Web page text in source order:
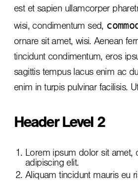
est et sapien ullamcorper
wisi, condimentum sed,
ornare sit amet, wisi. Aenean
tincidunt condimentum, eros
sagittis tempus lacus enim ac
enim in turpis pulvinar facilisis.
Header Level 2
Lorem ipsum dolor sit amet,
adipiscing elit.
Aliquam tincidunt mauris eu